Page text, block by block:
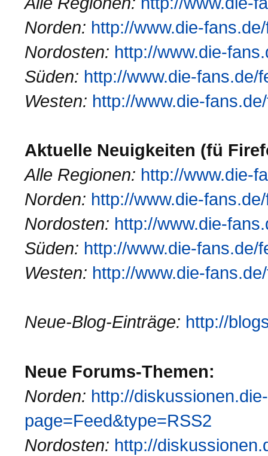
Norden: http://www.die-
Nordosten: http://www.die-
Süden: http://www.die-fans.de/
Westen: http://www.die-
Aktuelle Neuigkeiten (fü
Alle Regionen: http://www.die-
Norden: http://www.die-
Nordosten: http://www.die-
Süden: http://www.die-fans.de/
Westen: http://www.die-
Neue-Blog-Einträge: http://
Neue Forums-Themen:
Norden: http://
page=Feed&type=RSS2
Nordosten: http://